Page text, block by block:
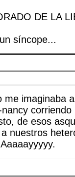
DE LA
síncope...
me imaginaba
de esos
nuestros